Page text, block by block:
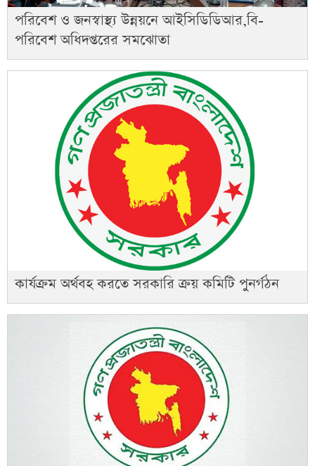
পরিবেশ ও জনস্বাস্থ্য উন্নয়নে আইসিডিডিআর,বি-
পরিবেশ অধিদপ্তরের সমঝোতা
কার্যক্রম অর্থবহ করতে সরকারি ক্রয় কমিটি পুনর্গঠন